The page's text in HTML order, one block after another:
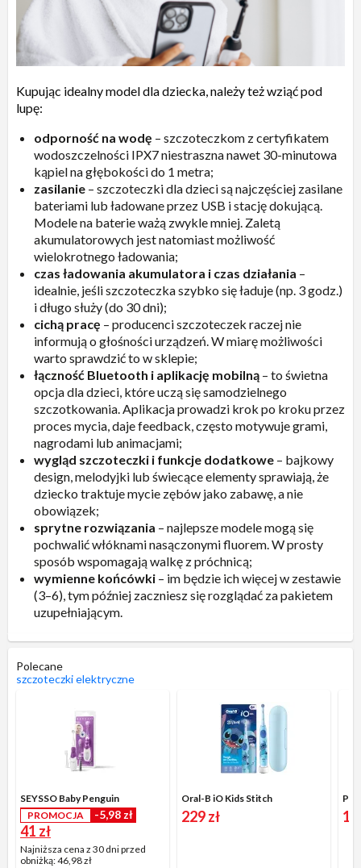
Kupując idealny model dla dziecka, należy też wziąć pod
lupę:
odporność na wodę – szczoteczkom z certyfikatem
wodoszczelności IPX7 niestraszna nawet 30-minutowa
kąpiel na głębokości do 1 metra;
zasilanie – szczoteczki dla dzieci są najczęściej zasilane
bateriami lub ładowane przez USB i stację dokującą.
Modele na baterie ważą zwykle mniej. Zaletą
akumulatorowych jest natomiast możliwość
wielokrotnego ładowania;
czas ładowania akumulatora i czas działania –
idealnie, jeśli szczoteczka szybko się ładuje (np. 3 godz.)
i długo służy (do 30 dni);
cichą pracę – producenci szczoteczek raczej nie
informują o głośności urządzeń. W miarę możliwości
warto sprawdzić to w sklepie;
łączność Bluetooth i aplikację mobilną – to świetna
opcja dla dzieci, które uczą się samodzielnego
szczotkowania. Aplikacja prowadzi krok po kroku przez
proces mycia, daje feedback, często motywuje grami,
nagrodami lub animacjami;
wygląd szczoteczki i funkcje dodatkowe – bajkowy
design, melodyjki lub świecące elementy sprawiają, że
dziecko traktuje mycie zębów jako zabawę, a nie
obowiązek;
sprytne rozwiązania – najlepsze modele mogą się
pochwalić włóknami nasączonymi fluorem. W prosty
sposób wspomagają walkę z próchnicą;
wymienne końcówki – im będzie ich więcej w zestawie
(3–6), tym później zaczniesz się rozglądać za pakietem
uzupełniającym.
Polecane
szczoteczki elektryczne
SEYSSO Baby Penguin
PROMOCJA
-5,98 zł
41 zł
Najniższa cena z 30 dni przed
obniżką:46,98 zł
Oral-B iO Kids Stitch
229 zł